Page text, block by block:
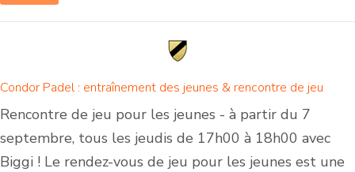
Condor Padel : entraînement des jeunes & rencontre de jeu
Rencontre de jeu pour les jeunes - à partir du 7
septembre, tous les jeudis de 17h00 à 18h00 avec
Biggi ! Le rendez-vous de jeu pour les jeunes est une